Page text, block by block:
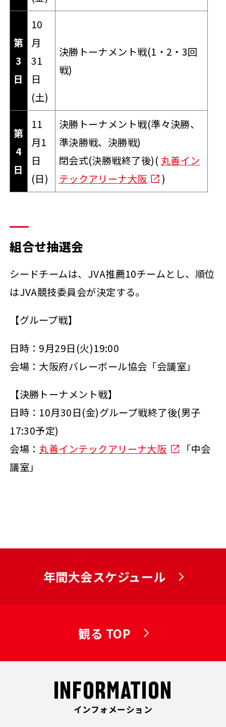
第
3
日
10
月
31
日
(土)
決勝トーナメント戦(1・2・3回
戦)
第
4
日
11
月1
日
(日)
決勝トーナメント戦(準々決勝、
準決勝戦、決勝戦)
閉会式(決勝戦終了後)( 丸善イン
テックアリーナ大阪
)
組合せ抽選会
シードチームは、JVA推薦10チームとし、順位
はJVA競技委員会が決定する。
【グループ戦】
日時：9月29日(火)19:00
会場：大阪府バレーボール協会「会議室」
【決勝トーナメント戦】
日時：10月30日(金)グループ戦終了後(男子
17:30予定)
会場： 丸善インテックアリーナ大阪
「中会
議室」
年間大会スケジュール
観る TOP
INFORMATION
インフォメーション